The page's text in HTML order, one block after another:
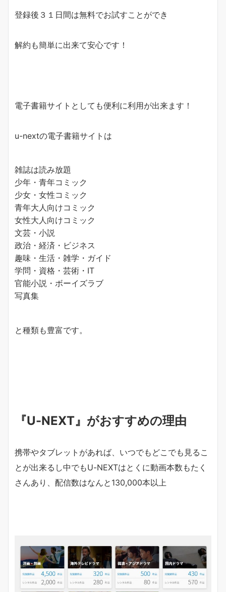
登録後３１日間は無料でお試すことができ
解約も簡単に出来て安心です！
電子書籍サイトとしても便利に利用が出来ます！
u-nextの電子書籍サイトは
雑誌は読み放題
少年・青年コミック
少女・女性コミック
青年大人向けコミック
女性大人向けコミック
文芸・小説
政治・経済・ビジネス
趣味・生活・雑学・ガイド
学問・資格・芸術・IT
官能小説・ボーイズラブ
写真集
と種類も豊富です。
『U-NEXT』がおすすめの理由
携帯やタブレットがあれば、いつでもどこでも見るこ
とが出来るし中でもU-NEXTはとくに動画本数もたく
さんあり、配信数はなんと 130,000本以上